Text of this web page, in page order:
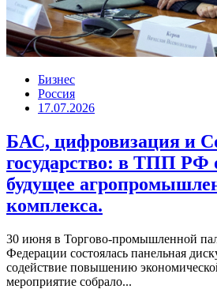
Бизнес
Россия
17.07.2026
БАС, цифровизация и
государство: в ТПП РФ
будущее
комплекса.
30 июня в Торгово-промышленной
Федерации состоялась панельная
содействие повышению
мероприятие собрало...